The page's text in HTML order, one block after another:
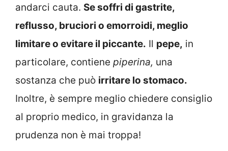
andarci cauta. Se soffri di gastrite,
reflusso, bruciori o emorroidi, meglio
limitare o evitare il piccante. Il pepe, in
particolare, contiene piperina, una
sostanza che può irritare lo stomaco.
Inoltre, è sempre meglio chiedere consiglio
al proprio medico, in gravidanza la
prudenza non è mai troppa!